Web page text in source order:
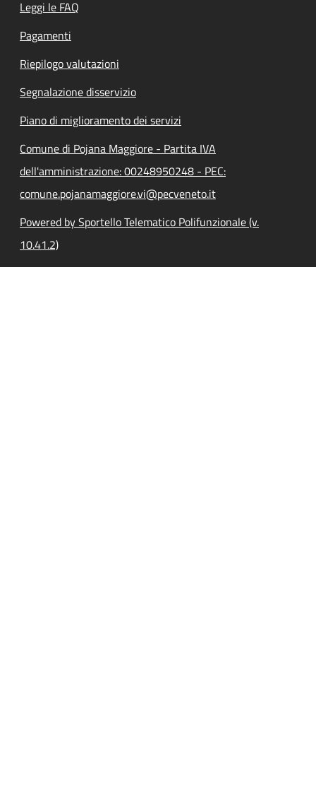
Leggi le FAQ
Pagamenti
Riepilogo valutazioni
Segnalazione disservizio
Piano di miglioramento dei servizi
Comune di Pojana Maggiore - Partita IVA
dell'amministrazione: 00248950248 - PEC:
comune.pojanamaggiore.vi@pecveneto.it
Powered by Sportello Telematico Polifunzionale (v.
10.41.2)